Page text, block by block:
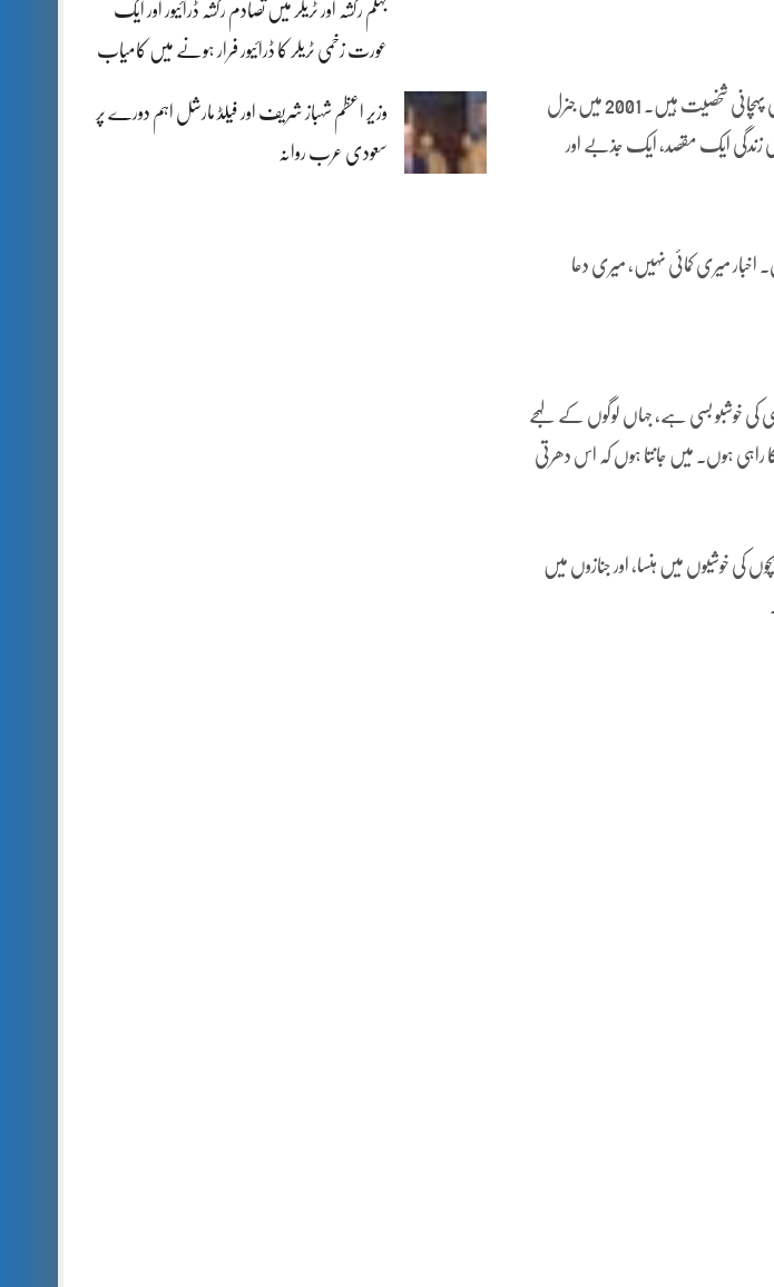
جہلم رکشہ اور ٹریلر میں تصادم رکشہ ڈرائیور اور ایک
عورت زخمی ٹریلر کا ڈرائیور فرار ہونے میں کامیاب
وزیر اعظم شہباز شریف اور فیلڈ مارشل اہم دورے پر
سعودی عرب روانہ
خطیب چوہدری صاحب نہ صرف صحافت میں سرگرم ہیں، بلکہ سیاست اور سماجی خدمت میں بھی وہ ایک جانی پہچانی شخصیت ہیں۔ 2001 میں جنرل
کی زندگی ایک مقصد، ایک جذبے اور
میری کمائی نہیں، میری دعا
کی خوشبو بسی ہے، جہاں لوگوں کے لہجے
کچی پگڈنڈیوں کا راہی ہوں۔ میں جانتا ہوں کہ اس دھرتی
خوشیوں میں ہنسا، اور جنازوں میں